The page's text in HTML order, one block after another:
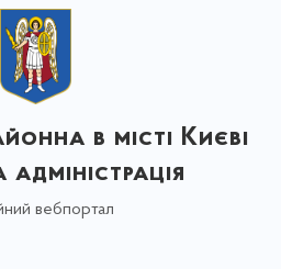
в місті Києві
вебпортал